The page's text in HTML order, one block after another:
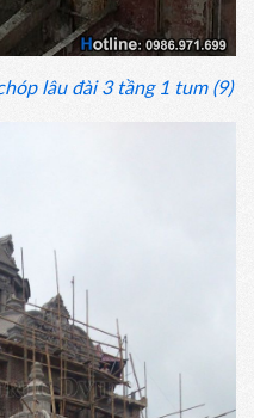
lâu đài 3 tầng 1 tum (9)